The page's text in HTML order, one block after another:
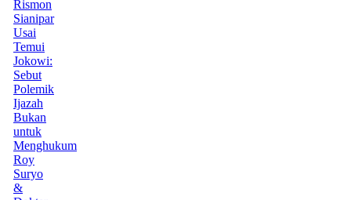
Rismon
Sianipar
Usai
Temui
Jokowi:
Sebut
Polemik
Ijazah
Bukan
untuk
Menghukum
Roy
Suryo
&